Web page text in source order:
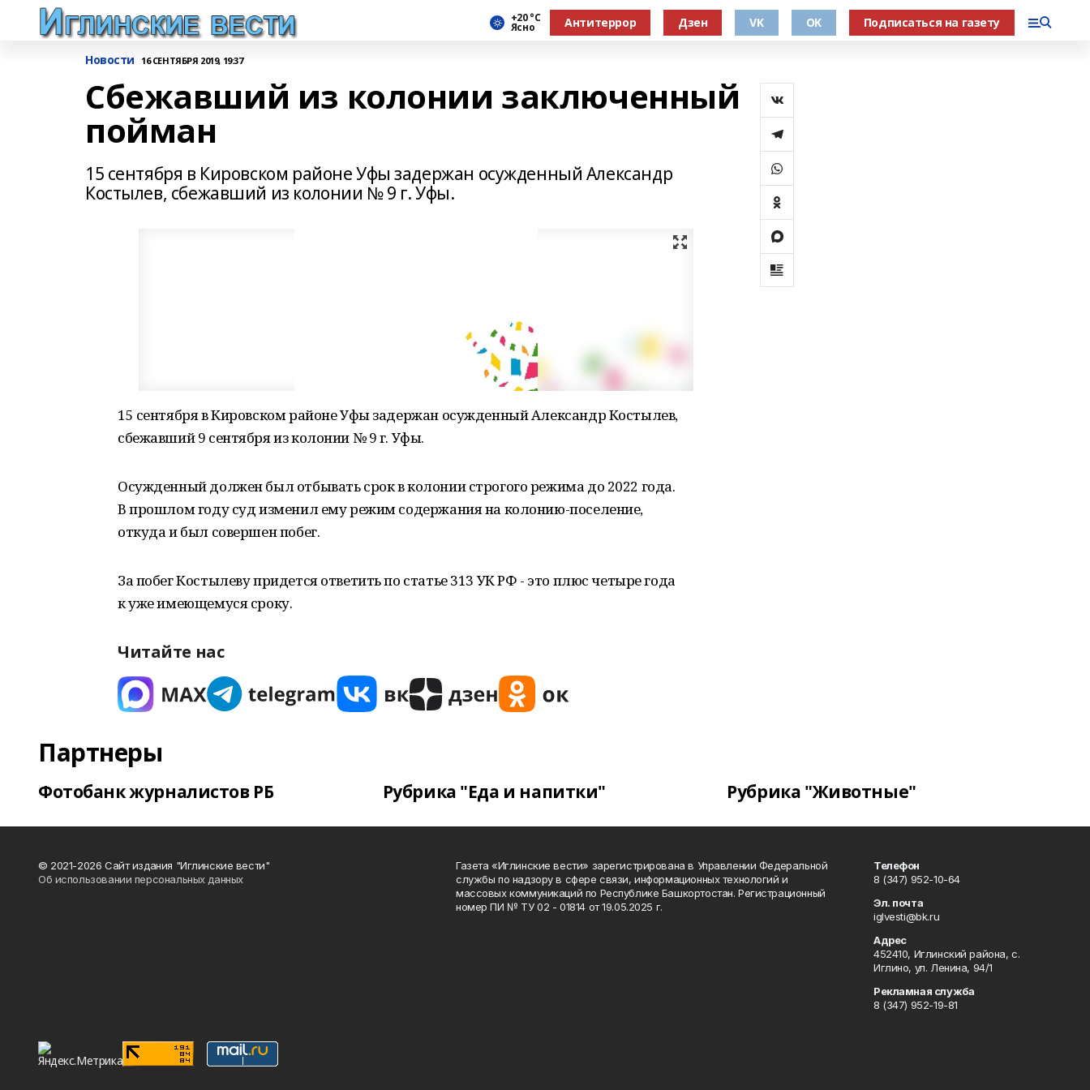
+20 °С
Ясно Антитеррор Дзен VK OK Подписаться на газету
Новости 16 СЕНТЯБРЯ 2019, 19:37
Сбежавший из колонии заключенный
пойман
15 сентября в Кировском районе Уфы задержан осужденный Александр
Костылев, сбежавший из колонии № 9 г. Уфы.
15 сентября в Кировском районе Уфы задержан осужденный Александр Костылев,
сбежавший 9 сентября из колонии № 9 г. Уфы.
Осужденный должен был отбывать срок в колонии строгого режима до 2022 года.
В прошлом году суд изменил ему режим содержания на колонию-поселение,
откуда и был совершен побег.
За побег Костылеву придется ответить по статье 313 УК РФ - это плюс четыре года
к уже имеющемуся сроку.
Читайте нас
Партнеры
Фотобанк журналистов РБ Рубрика "Еда и напитки" Рубрика "Животные"
© 2021-2026 Сайт издания "Иглинские вести"
Об использовании персональных данных
Газета «Иглинские вести» зарегистрирована в Управлении Федеральной
службы по надзору в сфере связи, информационных технологий и
массовых коммуникаций по Республике Башкортостан. Регистрационный
номер ПИ № ТУ 02 - 01814 от 19.05.2025 г.
Телефон
8 (347) 952-10-64
Эл. почта
iglvesti@bk.ru
Адрес
452410, Иглинский района, с.
Иглино, ул. Ленина, 94/1
Рекламная служба
8 (347) 952-19-81